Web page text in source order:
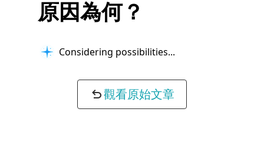
原因為何？
Considering possibilities...
觀看原始文章